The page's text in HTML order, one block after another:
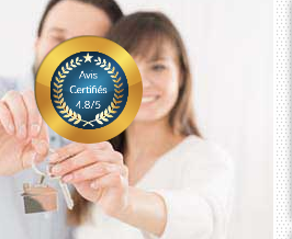
150 000 euros